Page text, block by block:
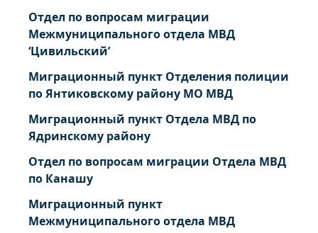
Отдел по вопросам миграции
Межмуниципального отдела МВД
‘Цивильский’
Миграционный пункт Отделения полиции
по Янтиковскому району МО МВД
Миграционный пункт Отдела МВД по
Ядринскому району
Отдел по вопросам миграции Отдела МВД
по Канашу
Миграционный пункт
Межмуниципального отдела МВД